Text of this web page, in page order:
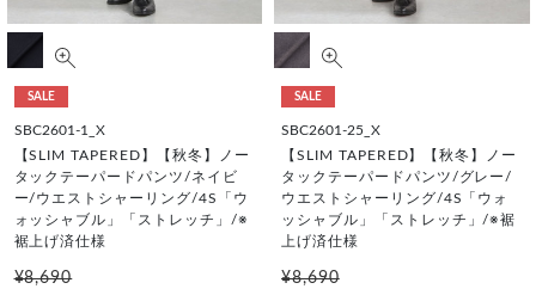
SALE
SBC2601-1_X
【SLIM TAPERED】【秋冬】ノー
タックテーパードパンツ/ネイビ
ー/ウエストシャーリング/4S「ウ
ォッシャブル」「ストレッチ」/※
裾上げ済仕様
¥8,690
SALE
SBC2601-25_X
【SLIM TAPERED】【秋冬】ノー
タックテーパードパンツ/グレー/
ウエストシャーリング/4S「ウォ
ッシャブル」「ストレッチ」/※裾
上げ済仕様
¥8,690